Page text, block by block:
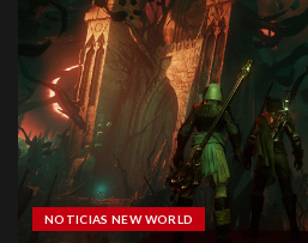
NOTICIAS NEW WORLD